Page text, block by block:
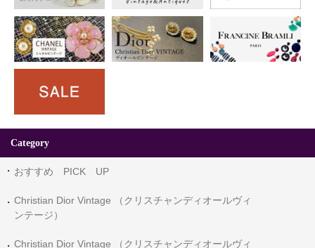
Category
おすすめ PICK UP
Christian Dior Vintage （クリスチャンディオールヴィ
ンテージ）
Christian Dior Vintage （クリスチャンディオールヴィ